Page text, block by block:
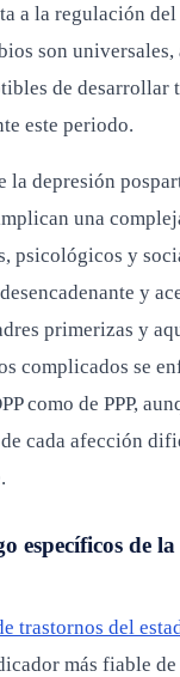
a la regulación del
son
de desarrollar
este periodo.
la depresión
una
psicológicos y
y
primerizas y
complicados se
como de PPP,
cada afección
específicos de
trastornos del
más fiable